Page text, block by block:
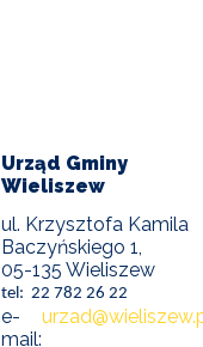
Urząd Gminy
Wieliszew
ul. Krzysztofa Kamila
Baczyńskiego 1,
05-135 Wieliszew
tel: 22 782 26 22
e-
mail: